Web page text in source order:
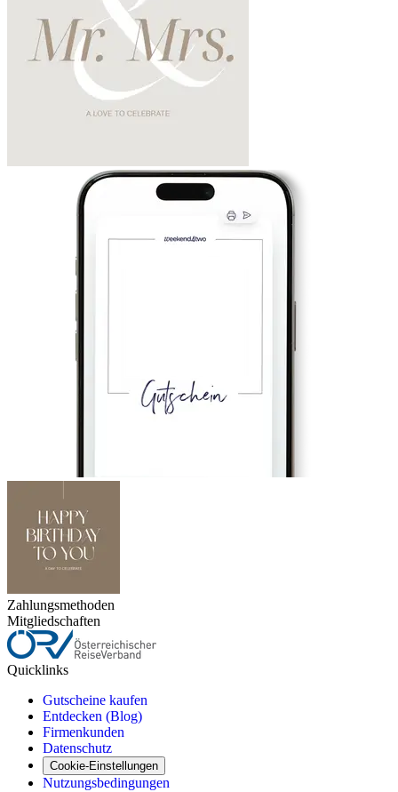
Zahlungsmethoden
Mitgliedschaften
Quicklinks
Gutscheine kaufen
Entdecken (Blog)
Firmenkunden
Datenschutz
Cookie-Einstellungen
Nutzungsbedingungen